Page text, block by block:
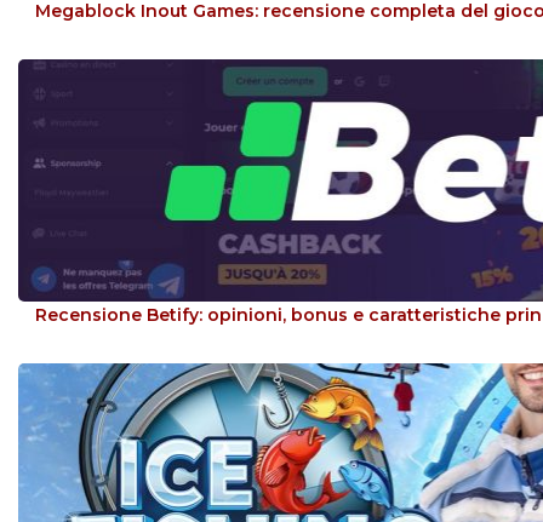
Megablock Inout Games: recensione completa del
Recensione Betify: opinioni, bonus e caratteristiche